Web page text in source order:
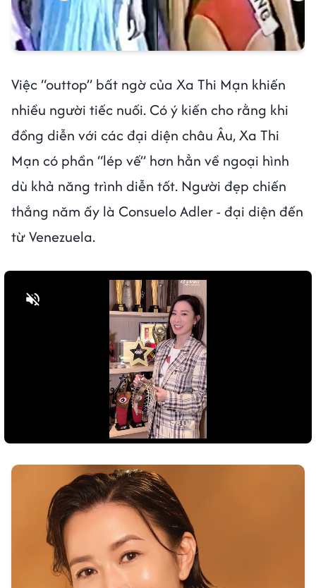
Việc “outtop” bất ngờ của Xa Thi Mạn khiến
nhiều người tiếc nuối. Có ý kiến cho rằng khi
đồng diễn với các đại diện châu Âu, Xa Thi
Mạn có phần “lép vế” hơn hẳn về ngoại hình
dù khả năng trình diễn tốt. Người đẹp chiến
thắng năm ấy là Consuelo Adler - đại diện đến
từ Venezuela.